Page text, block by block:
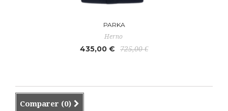
PARKA
Herno
435,00 € 725,00 €
Comparer (0)